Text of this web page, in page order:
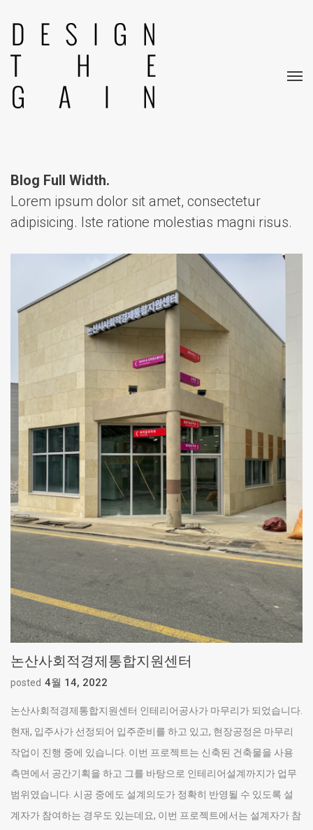
Blog Full Width.
Lorem ipsum dolor sit amet, consectetur
adipisicing. Iste ratione molestias magni risus.
논산사회적경제통합지원센터
posted 4월 14, 2022
논산사회적경제통합지원센터 인테리어공사가 마무리가 되었습니다.
현재, 입주사가 선정되어 입주준비를 하고 있고, 현장공정은 마무리
작업이 진행 중에 있습니다. 이번 프로젝트는 신축된 건축물을 사용
측면에서 공간기획을 하고 그를 바탕으로 인테리어설계까지가 업무
범위였습니다. 시공 중에도 설계의도가 정확히 반영될 수 있도록 설
계자가 참여하는 경우도 있는데요, 이번 프로젝트에서는 설계자가 참